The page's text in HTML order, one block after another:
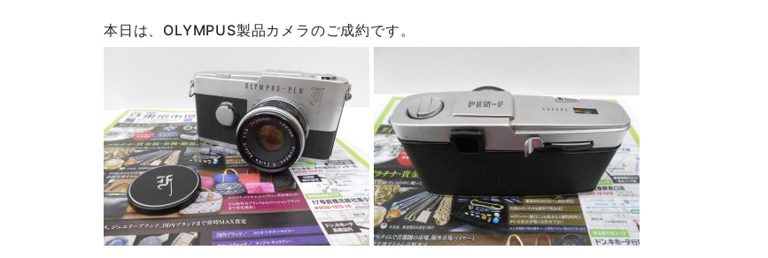
本日は、OLYMPUS製品カメラのご成約です。